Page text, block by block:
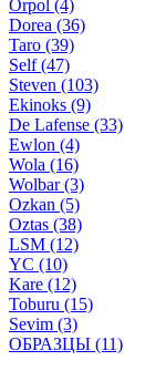
Orpol (4)
Dorea (36)
Taro (39)
Self (47)
Steven (103)
Ekinoks (9)
De Lafense (33)
Ewlon (4)
Wola (16)
Wolbar (3)
Ozkan (5)
Oztas (38)
LSM (12)
YC (10)
Kare (12)
Toburu (15)
Sevim (3)
ОБРАЗЦЫ (11)